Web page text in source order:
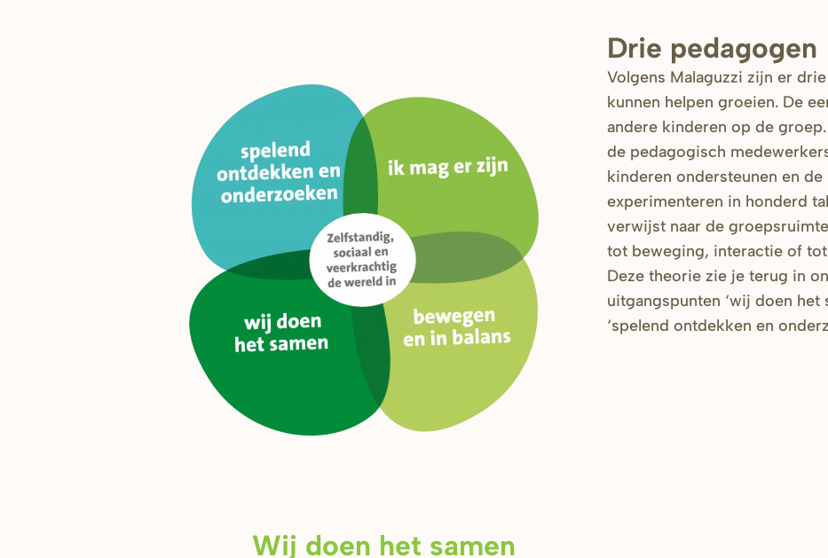
Drie pedagogen
Volgens Malaguzzi zijn er
kunnen helpen groeien. De
andere kinderen op de
de pedagogisch
kinderen ondersteunen en
experimenteren in honderd
verwijst naar de
tot beweging, interactie of
Deze theorie zie je terug in
uitgangspunten ‘wij doen het
‘spelend ontdekken en
Wij doen het samen